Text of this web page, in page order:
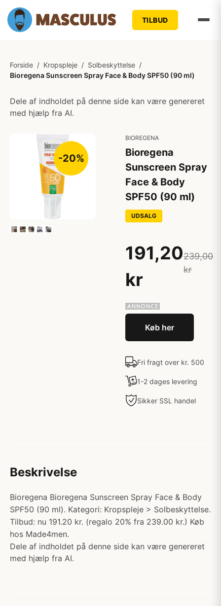
TILBUD
Forside / Kropspleje / Solbeskyttelse /
Bioregena Sunscreen Spray Face & Body SPF50 (90 ml)
Dele af indholdet på denne side kan være genereret
med hjælp fra AI.
-20%
BIOREGENA
Bioregena
Sunscreen Spray
Face & Body
SPF50 (90 ml)
UDSALG
191,20
kr
239,00
kr
Køb her
Fri fragt over kr. 500
1-2 dages levering
Sikker SSL handel
Beskrivelse
Bioregena Bioregena Sunscreen Spray Face & Body
SPF50 (90 ml). Kategori: Kropspleje > Solbeskyttelse.
Tilbud: nu 191.20 kr. (regalo 20% fra 239.00 kr.) Køb
hos Made4men.
Dele af indholdet på denne side kan være genereret
med hjælp fra AI.